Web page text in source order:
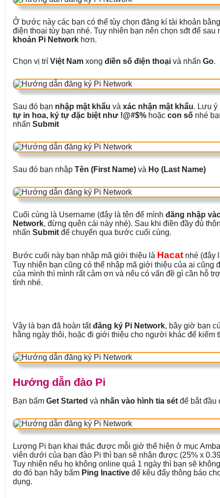
Ở bước này các bạn có thể tùy chọn đăng kí tài khoản
điện thoại tùy bạn nhé. Tuy nhiên bạn nên chọn sđt để sau
khoản Pi Network hơn.
Chọn vị trí Việt Nam xong điền số điện thoại và nhấn Go.
Sau đó bạn nhập mật khẩu và xác nhận mật khẩu. Lưu ý
tự in hoa, ký tự đặc biệt như !@#$% hoặc con số nhé
nhấn Submit
Sau đó bạn nhập Tên (First Name) và Họ (Last Name)
Cuối cùng là Username (đây là tên để mình đăng nhập
Network, đừng quên cái này nhé). Sau khi điền đầy đủ
nhấn Submit để chuyển qua bước cuối cùng.
Bước cuối này bạn nhập mã giới thiệu là Hacat nhé (đây
Tuy nhiên bạn cũng có thể nhập mã giới thiệu của ai cũng
của mình thì mình rất cảm ơn và nếu có vấn đề gì cần hỗ
tình nhé.
Vậy là bạn đã hoàn tấtđăng ký Pi Network, bây giờ bạn
hằng ngày thôi, hoặc đi giới thiệu cho người khác để kiếm
Hướng dẫn đào Pi
Bạn bấm Get Started và nhấn vào hình tia sét để bắt đầu
Lượng Pi bạn khai thác được mỗi giờ thể hiện ở mục
viên dưới của bạn đào Pi thì bạn sẽ nhận được (25% x
Tuy nhiên nếu họ không online quá 1 ngày thì bạn sẽ
do đó bạn hãy bấm Ping Inactive để kêu đẩy thông báo
dụng.